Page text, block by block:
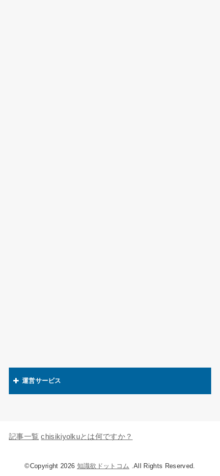
運営サービス
キャラの知識欲
記事一覧 chisikiyolkuとは何ですか？
©Copyright 2026 知識欲ドットコム .All Rights Reserved.